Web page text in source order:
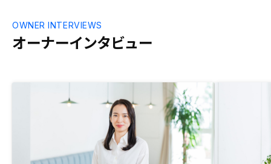
オーナーインタビュー
OWNER INTERVIEWS